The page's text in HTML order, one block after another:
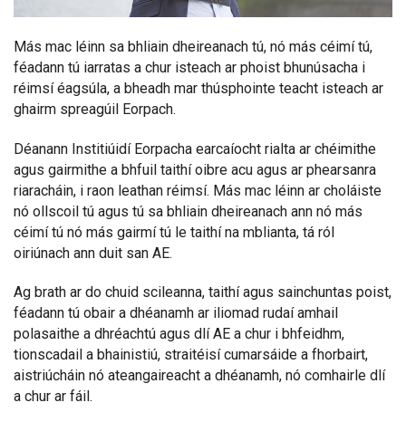
Más mac léinn sa bhliain dheireanach tú, nó más céimí tú,
féadann tú iarratas a chur isteach ar phoist bhunúsacha i
réimsí éagsúla, a bheadh mar thúsphointe teacht isteach ar
ghairm spreagúil Eorpach.
Déanann Institiúidí Eorpacha earcaíocht rialta ar chéimithe
agus gairmithe a bhfuil taithí oibre acu agus ar phearsanra
riaracháin, i raon leathan réimsí. Más mac léinn ar choláiste
nó ollscoil tú agus tú sa bhliain dheireanach ann nó más
céimí tú nó más gairmí tú le taithí na mblianta, tá ról
oiriúnach ann duit san AE.
Ag brath ar do chuid scileanna, taithí agus sainchuntas poist,
féadann tú obair a dhéanamh ar iliomad rudaí amhail
polasaithe a dhréachtú agus dlí AE a chur i bhfeidhm,
tionscadail a bhainistiú, straitéisí cumarsáide a fhorbairt,
aistriúcháin nó ateangaireacht a dhéanamh, nó comhairle dlí
a chur ar fáil.